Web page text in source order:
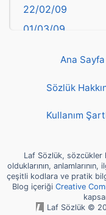
Bolu
Burdur
Çankırı
Çorum
deyim
Diyarbakır
Dünya
Düzce
22/02/09
01/03/09
22/03/09
19/04/09
26/04/09
03/05/09
Ana Sayfa
Sözlük
Kullanım
Laf Sözlük, sözcükler
olduklarının,
çeşitli kodlara ve pratik
Blog içeriği Creative
Laf Sözlük ©